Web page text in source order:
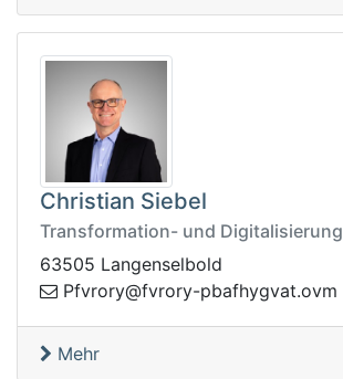
Christian Siebel
Transformation- und Digitalisierung
63505 Langenselbold
mvo.tavgyhf
abp-yrorvf@yrorvfP
Mehr